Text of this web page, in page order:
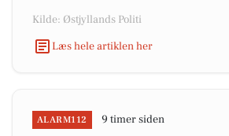
Kilde: Østjyllands Politi
Læs hele artiklen her
ALARM112 9 timer siden